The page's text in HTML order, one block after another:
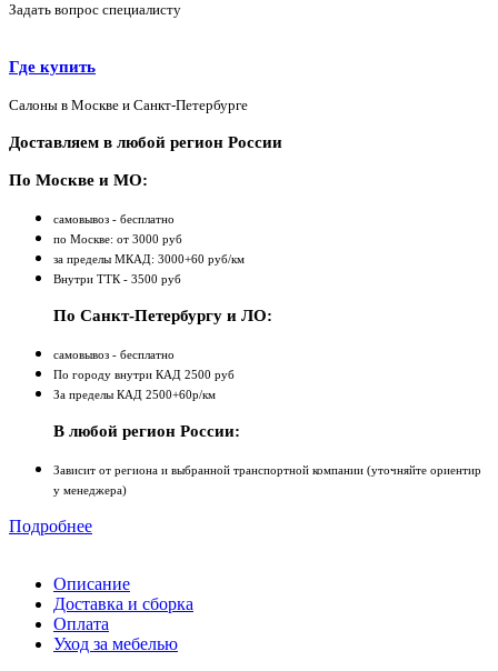
Задать вопрос специалисту
Где купить
Салоны в Москве и Санкт-Петербурге
Доставляем в любой регион России
По Москве и МО:
самовывоз - бесплатно
по Москве: от 3000 руб
за пределы МКАД: 3000+60 руб/км
Внутри ТТК - 3500 руб
По Санкт-Петербургу и ЛО:
самовывоз - бесплатно
По городу внутри КАД 2500 руб
За пределы КАД 2500+60р/км
В любой регион России:
Зависит от региона и выбранной транспортной компании (уточняйте ориентир
у менеджера)
Подробнее
Описание
Доставка и сборка
Оплата
Уход за мебелью